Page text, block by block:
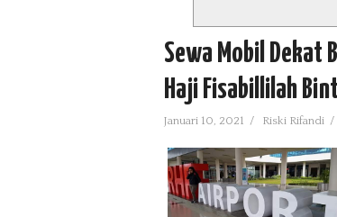
Sewa Mobil Dekat
Haji Fisabillilah
Januari 10, 2021 / Riski Rifandi /